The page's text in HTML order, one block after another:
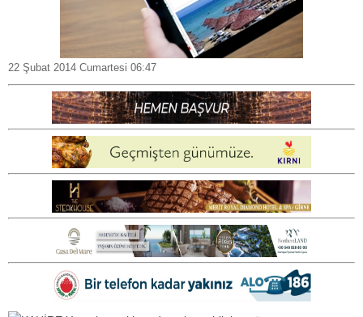
22 Şubat 2014 Cumartesi 06:47